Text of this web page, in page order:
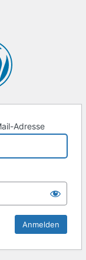
Adresse